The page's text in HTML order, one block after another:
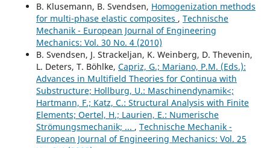
B. Klusemann, B. Svendsen, Homogenization methods
for multi-phase elastic composites , Technische
Mechanik - European Journal of Engineering
Mechanics: Vol. 30 No. 4 (2010)
B. Svendsen, J. Strackeljan, K. Weinberg, D. Thevenin,
L. Deters, T. Böhlke, Capriz, G.; Mariano, P.M. (Eds.):
Advances in Multifield Theories for Continua with
Substructure; Hollburg, U.: Maschinendynamik<;
Hartmann, F.; Katz, C.: Structural Analysis with Finite
Elements; Oertel, H.; Laurien, E.: Numerische
Strömungsmechanik; ... , Technische Mechanik -
European Journal of Engineering Mechanics: Vol. 25